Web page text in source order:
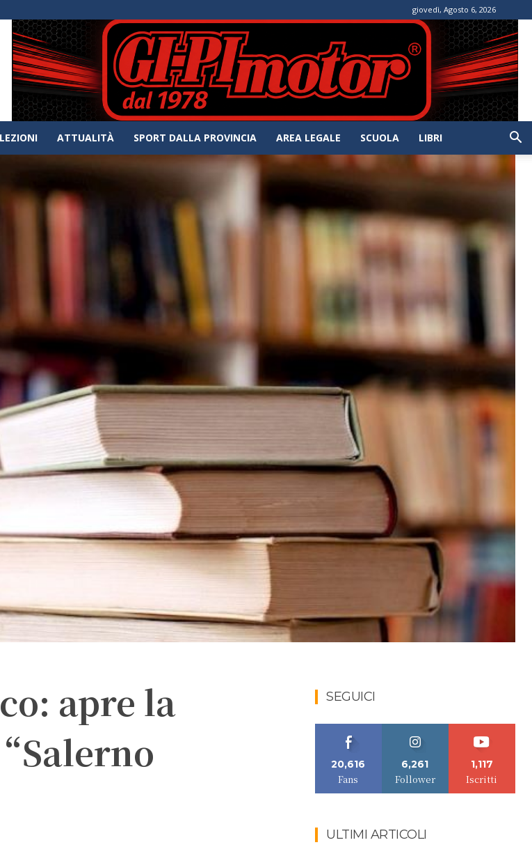
giovedì, Agosto 6, 2026
ATTUALITÀ SPORT DALLA PROVINCIA AREA LEGALE SCUOLA LIBRI
apre la
SEGUICI
20,616
Fans
6,261
Follower
1,117
Iscritti
ULTIMI ARTICOLI